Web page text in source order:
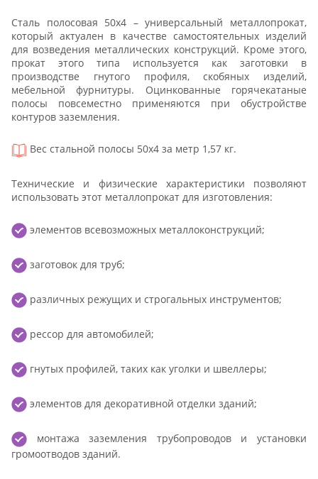
Сталь полосовая 50x4 – универсальный металлопрокат,
который актуален в качестве самостоятельных изделий
для возведения металлических конструкций. Кроме этого,
прокат этого типа используется как заготовки в
производстве гнутого профиля, скобяных изделий,
мебельной фурнитуры. Оцинкованные горячекатаные
полосы повсеместно применяются при обустройстве
контуров заземления.
Вес стальной полосы 50x4 за метр 1,57 кг.
Технические и физические характеристики позволяют
использовать этот металлопрокат для изготовления:
элементов всевозможных металлоконструкций;
заготовок для труб;
различных режущих и строгальных инструментов;
рессор для автомобилей;
гнутых профилей, таких как уголки и швеллеры;
элементов для декоративной отделки зданий;
монтажа заземления трубопроводов и установки
громоотводов зданий.